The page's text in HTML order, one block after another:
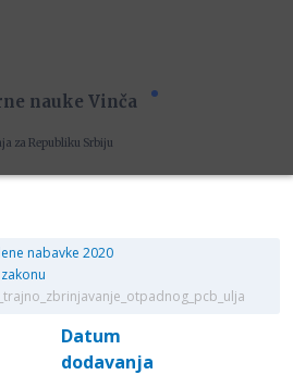
nauke Vinča
za Republiku Srbiju
nabavke 2020
Datum
dodavanja